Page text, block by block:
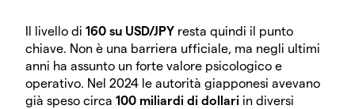
Il livello di 160 su USD/JPY resta quindi il punto
chiave. Non è una barriera ufficiale, ma negli ultimi
anni ha assunto un forte valore psicologico e
operativo. Nel 2024 le autorità giapponesi avevano
già speso circa 100 miliardi di dollari in diversi